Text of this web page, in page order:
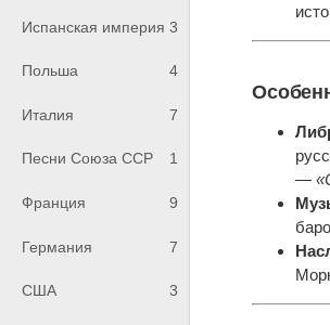
Испанская империя 3
Польша 4
Италия 7
Песни Союза ССР 1
Франция 9
Германия 7
США 3
—